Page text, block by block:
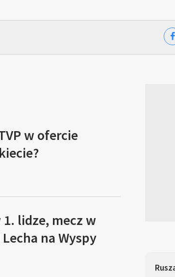
w ofercie
lidze, mecz w
na Wyspy